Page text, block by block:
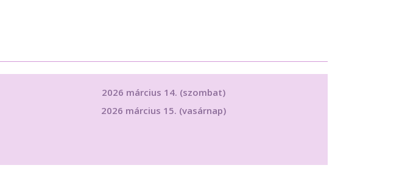
2026 március 14. (szombat)
2026 március 15. (vasárnap)